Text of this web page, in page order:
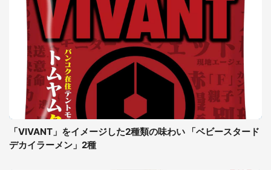
「VIVANT」をイメージした2種類の味わい 「ベビースタード
デカイラーメン」2種